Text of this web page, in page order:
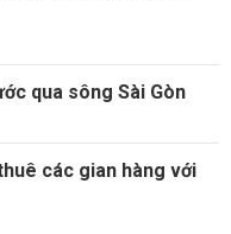
qua sông Sài Gòn
các gian hàng với